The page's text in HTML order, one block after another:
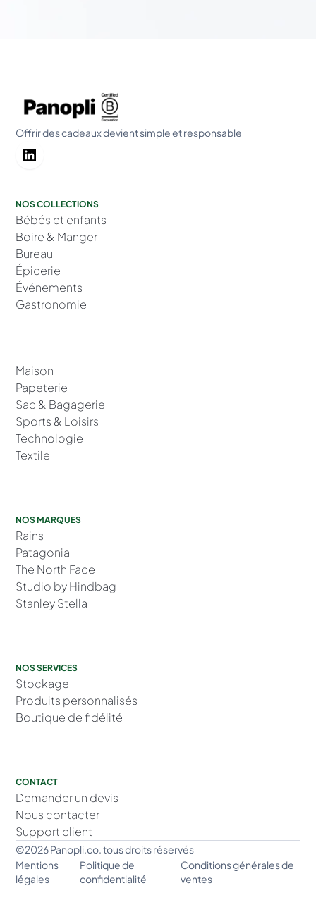
Offrir des cadeaux devient simple et responsable
NOS COLLECTIONS
Bébés et enfants
Boire & Manger
Bureau
Épicerie
Événements
Gastronomie
Maison
Papeterie
Sac & Bagagerie
Sports & Loisirs
Technologie
Textile
NOS MARQUES
Rains
Patagonia
The North Face
Studio by Hindbag
Stanley Stella
NOS SERVICES
Stockage
Produits personnalisés
Boutique de fidélité
CONTACT
Demander un devis
Nous contacter
Support client
©2026 Panopli.co. tous droits réservés
Mentions
légales
Politique de
confidentialité
Conditions générales de
ventes